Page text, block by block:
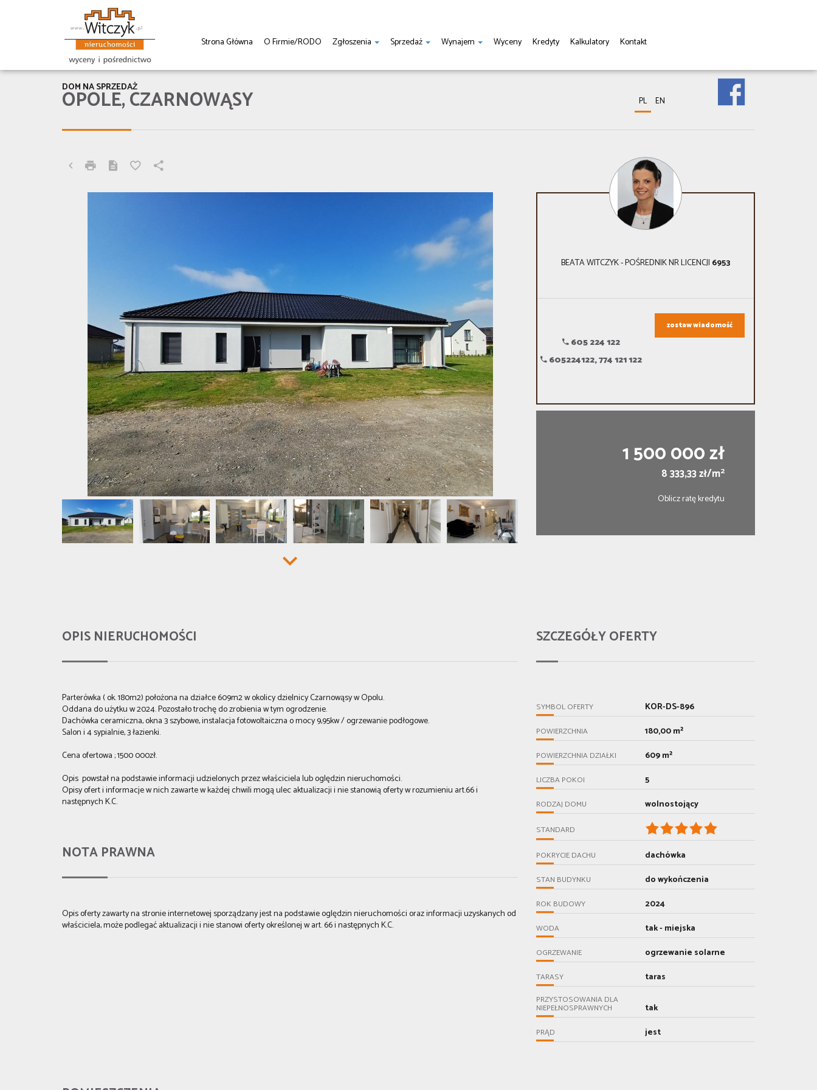
Strona Główna O Firmie/RODO Zgłoszenia Sprzedaż Wynajem Wyceny Kredyty Kalkulatory Kontakt
PL EN
OPOLE, CZARNOWĄSY
DOM NA SPRZEDAŻ
BEATA WITCZYK - POŚREDNIK NR LICENCJI 6953
605 224 122
605224122, 774 121 122
zostaw wiadomość
1 500 000 zł
8 333,33 zł/m2
Oblicz ratę kredytu
OPIS NIERUCHOMOŚCI
Parterówka ( ok. 180m2) położona na działce 609m2 w okolicy dzielnicy Czarnowąsy w Opolu.
Oddana do użytku w 2024. Pozostało trochę do zrobienia w tym ogrodzenie.
Dachówka ceramiczna, okna 3 szybowe, instalacja fotowoltaiczna o mocy 9,95kw / ogrzewanie podłogowe.
Salon i 4 sypialnie, 3 łazienki.
Cena ofertowa ; 1500 000zł.
Opis powstał na podstawie informacji udzielonych przez właściciela lub oględzin nieruchomości.
Opisy ofert i informacje w nich zawarte w każdej chwili mogą ulec aktualizacji i nie stanowią oferty w rozumieniu art.66 i
następnych K.C.
NOTA PRAWNA
Opis oferty zawarty na stronie internetowej sporządzany jest na podstawie oględzin nieruchomości oraz informacji uzyskanych od
właściciela, może podlegać aktualizacji i nie stanowi oferty określonej w art. 66 i następnych K.C.
SZCZEGÓŁY OFERTY
SYMBOL OFERTY KOR-DS-896
POWIERZCHNIA 180,00 m²
POWIERZCHNIA DZIAŁKI 609 m²
LICZBA POKOI 5
RODZAJ DOMU wolnostojący
STANDARD
POKRYCIE DACHU dachówka
STAN BUDYNKU do wykończenia
ROK BUDOWY 2024
WODA tak - miejska
OGRZEWANIE ogrzewanie solarne
TARASY taras
PRZYSTOSOWANIA DLA
NIEPEŁNOSPRAWNYCH tak
PRĄD jest